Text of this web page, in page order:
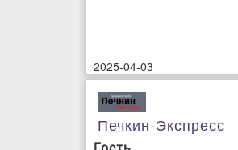
2025-04-03
Печкин-Экспресс